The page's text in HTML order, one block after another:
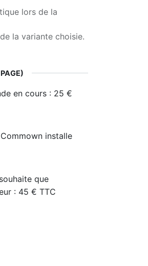
lors de la
la variante choisie.
en cours : 25 €
installe
que
: 45 € TTC